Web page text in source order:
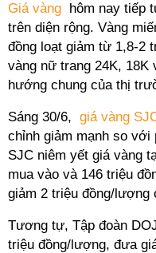
Giá vàng hôm nay tiếp
trên diện rộng. Vàng
đồng loạt giảm từ 1,8-2
vàng nữ trang 24K, 18K
hướng chung của thị
Sáng 30/6, giá vàng
chỉnh giảm mạnh so
SJC niêm yết giá vàng
mua vào và 146 triệu
giảm 2 triệu đồng/lượng
Tương tự, Tập đoàn
triệu đồng/lượng, đưa